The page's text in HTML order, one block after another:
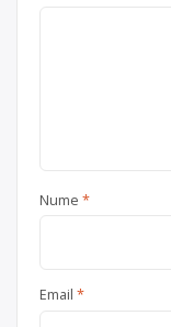
Nume *
Email *